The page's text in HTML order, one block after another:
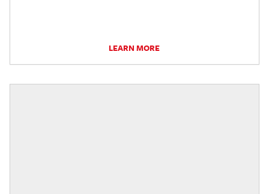
LEARN MORE